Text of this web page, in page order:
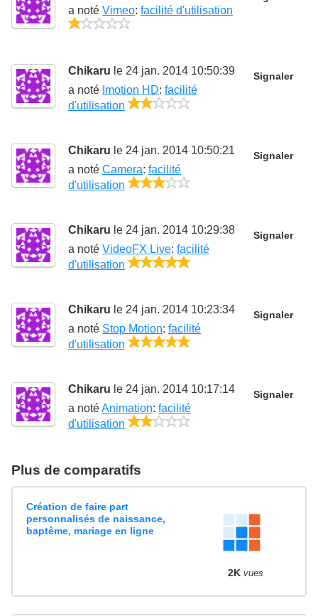
a noté Vimeo: facilité d'utilisation
Chikaru le 24 jan. 2014 10:50:39 Signaler
a noté Imotion HD: facilité
d'utilisation
Chikaru le 24 jan. 2014 10:50:21 Signaler
a noté Camera: facilité
d'utilisation
Chikaru le 24 jan. 2014 10:29:38 Signaler
a noté VideoFX Live: facilité
d'utilisation
Chikaru le 24 jan. 2014 10:23:34 Signaler
a noté Stop Motion: facilité
d'utilisation
Chikaru le 24 jan. 2014 10:17:14 Signaler
a notéAnimation: facilité
d'utilisation
Plus de comparatifs
Création de faire part
personnalisés de naissance,
baptême, mariage en ligne
2K vues